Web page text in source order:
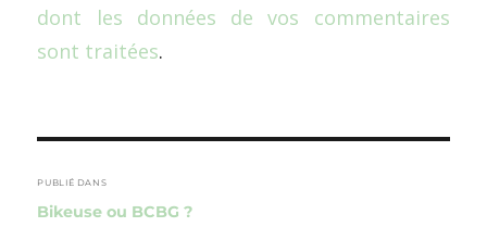
dont les données de vos commentaires
sont traitées.
de
l’article
PUBLIÉ DANS
Bikeuse ou BCBG ?